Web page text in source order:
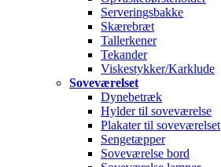
Serveringsbakke
Skærebræt
Tallerkener
Tekander
Viskestykker/Karklude
Soveværelset
Dynebetræk
Hylder til soveværelse
Plakater til soveværelset
Sengetæpper
Soveværelse bord